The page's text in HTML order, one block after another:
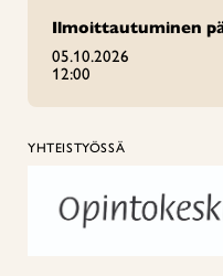
Ilmoittautuminen
05.10.2026
12:00
YHTEISTYÖSSÄ